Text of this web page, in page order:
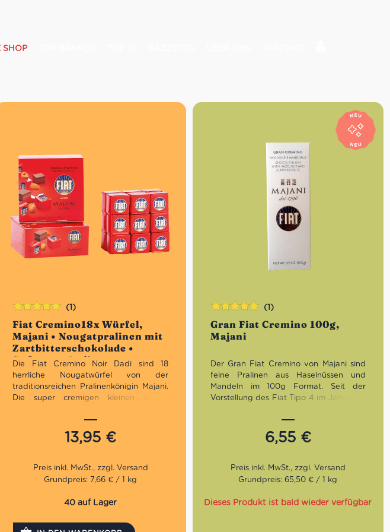
SHOP
Fiat Cremino18x Würfel,
Majani • Nougatpralinen mit
Zartbitterschokolade •
Süßes aus Italien
(1)
Die Fiat Cremino Noir Dadi sind 18
herrliche Nougatwürfel von der
traditionsreichen Pralinenkönigin Majani.
Die super cremigen kleinen Würfel
Schokoladenschichten, die ein
aromatisches Haselnussnougat
umschließen…der perfekte, leicht herbe
mal so zwischendurch!
13,95 €
Bewertet
mit5.00von
5
Grundpreis: 7,66 € / 1 kg
40 auf Lager
Gran Fiat Cremino 100g,
Majani
(1)
Der Gran Fiat Cremino von Majani sind
feine Pralinen aus Haselnüssen und
Mandeln im 100g Format. Seit der
Vorstellung des Fiat Tipo 4 im Jahre 1911
Lieblingspralinen. Es ist der ideale Snack
für eine kleine süße Aufmerksamkeit
zwischendurch.6,55 €
Bewertet
mit5.00von
5
Grundpreis: 65,50 € / 1 kg
Dieses Produkt ist bald wieder verfügbar